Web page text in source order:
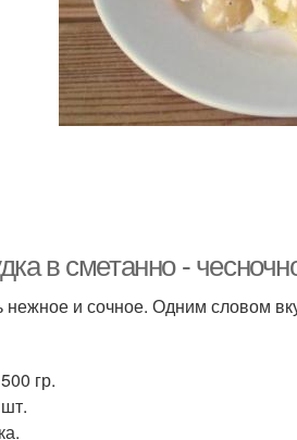
в сметанно -
нежное и сочное. Одним словом
гр.